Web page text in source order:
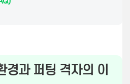
경과 퍼팅 격자의 이